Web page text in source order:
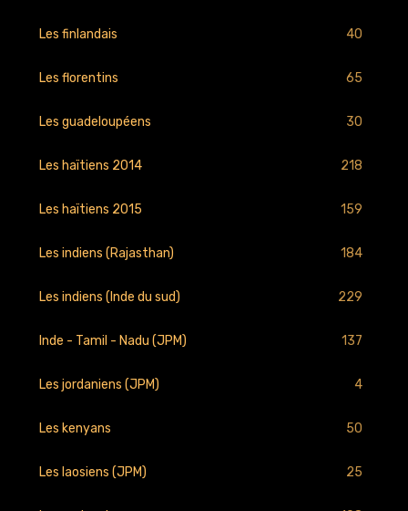
Les finlandais 40
Les florentins 65
Les guadeloupéens 30
Les haïtiens 2014 218
Les haïtiens 2015 159
Les indiens (Rajasthan) 184
Les indiens (Inde du sud) 229
Inde - Tamil - Nadu (JPM) 137
Les jordaniens (JPM) 4
Les kenyans 50
Les laosiens (JPM) 25